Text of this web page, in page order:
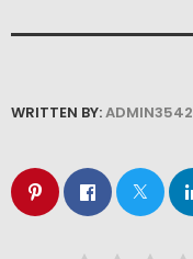
WRITTEN BY:ADMIN3542